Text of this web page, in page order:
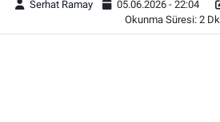
Serhat Ramay 05.06.2026 - 22:04
Okunma Süresi: 2 Dk